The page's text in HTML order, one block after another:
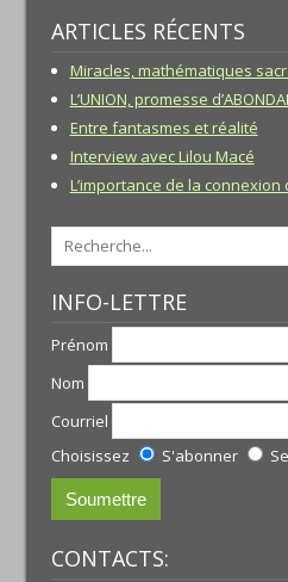
ARTICLES RÉCENTS
Miracles, mathématiques
L’UNION, promesse
Entre fantasmes et réalité
Interview avec Lilou Macé
L’importance de la connexion
INFO-LETTRE
Prénom
Nom
Courriel
Choisissez
S'abonner
CONTACTS: